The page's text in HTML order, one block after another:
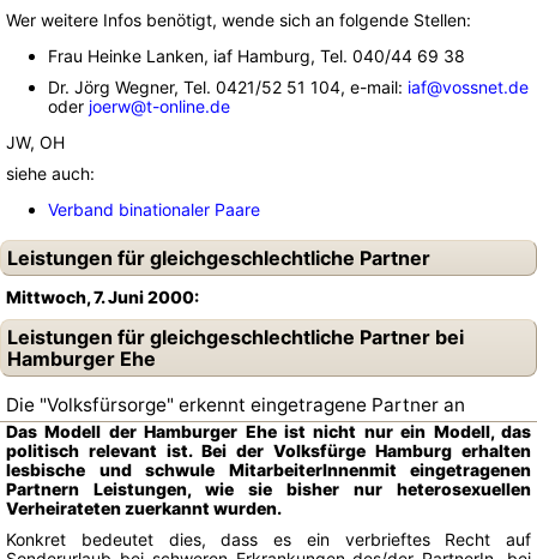
Wer weitere Infos benötigt, wende sich an folgende Stellen:
Frau Heinke Lanken, iaf Hamburg, Tel. 040/44 69 38
Dr. Jörg Wegner, Tel. 0421/52 51 104, e-mail: iaf@vossnet.de
oder joerw@t-online.de
JW, OH
siehe auch:
Verband binationaler Paare
Leistungen für gleichgeschlechtliche Partner
Mittwoch, 7. Juni 2000:
Leistungen für gleichgeschlechtliche Partner bei
Hamburger Ehe
Die "Volksfürsorge" erkennt eingetragene Partner an
Das Modell der Hamburger Ehe ist nicht nur ein Modell, das
politisch relevant ist. Bei der Volksfürge Hamburg erhalten
lesbische und schwule MitarbeiterInnenmit eingetragenen
Partnern Leistungen, wie sie bisher nur heterosexuellen
Verheirateten zuerkannt wurden.
Konkret bedeutet dies, dass es ein verbrieftes Recht auf